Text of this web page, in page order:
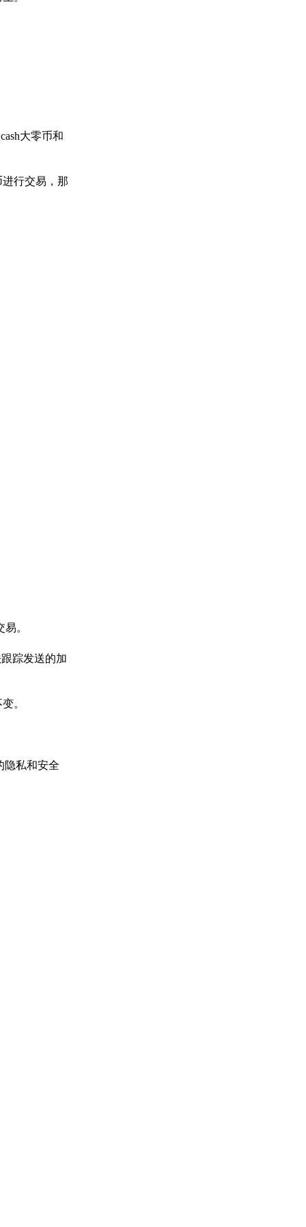
大零币和
行交易，那
。
踪发送的加
。
隐私和安全